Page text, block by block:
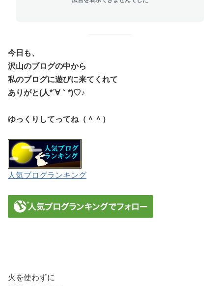
今日も、
沢山のブログの中から
私のブログに遊びに来てくれて
ありがと(人*´∀｀*)♡♪
ゆっくりしてってね（＾＾）
人気ブログランキング
火を使わずに